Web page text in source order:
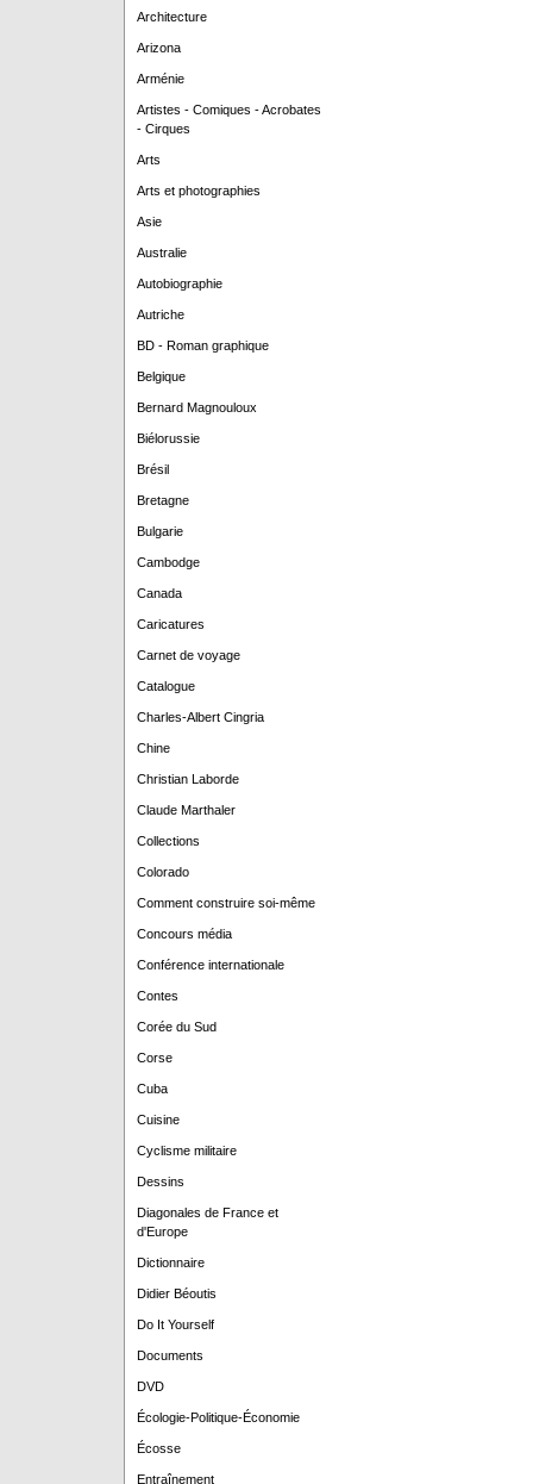
Architecture
Arizona
Arménie
Artistes - Comiques - Acrobates
- Cirques
Arts
Arts et photographies
Asie
Australie
Autobiographie
Autriche
BD - Roman graphique
Belgique
Bernard Magnouloux
Biélorussie
Brésil
Bretagne
Bulgarie
Cambodge
Canada
Caricatures
Carnet de voyage
Catalogue
Charles-Albert Cingria
Chine
Christian Laborde
Claude Marthaler
Collections
Colorado
Comment construire soi-même
Concours média
Conférence internationale
Contes
Corée du Sud
Corse
Cuba
Cuisine
Cyclisme militaire
Dessins
Diagonales de France et
d'Europe
Dictionnaire
Didier Béoutis
Do It Yourself
Documents
DVD
Écologie-Politique-Économie
Écosse
Entraînement